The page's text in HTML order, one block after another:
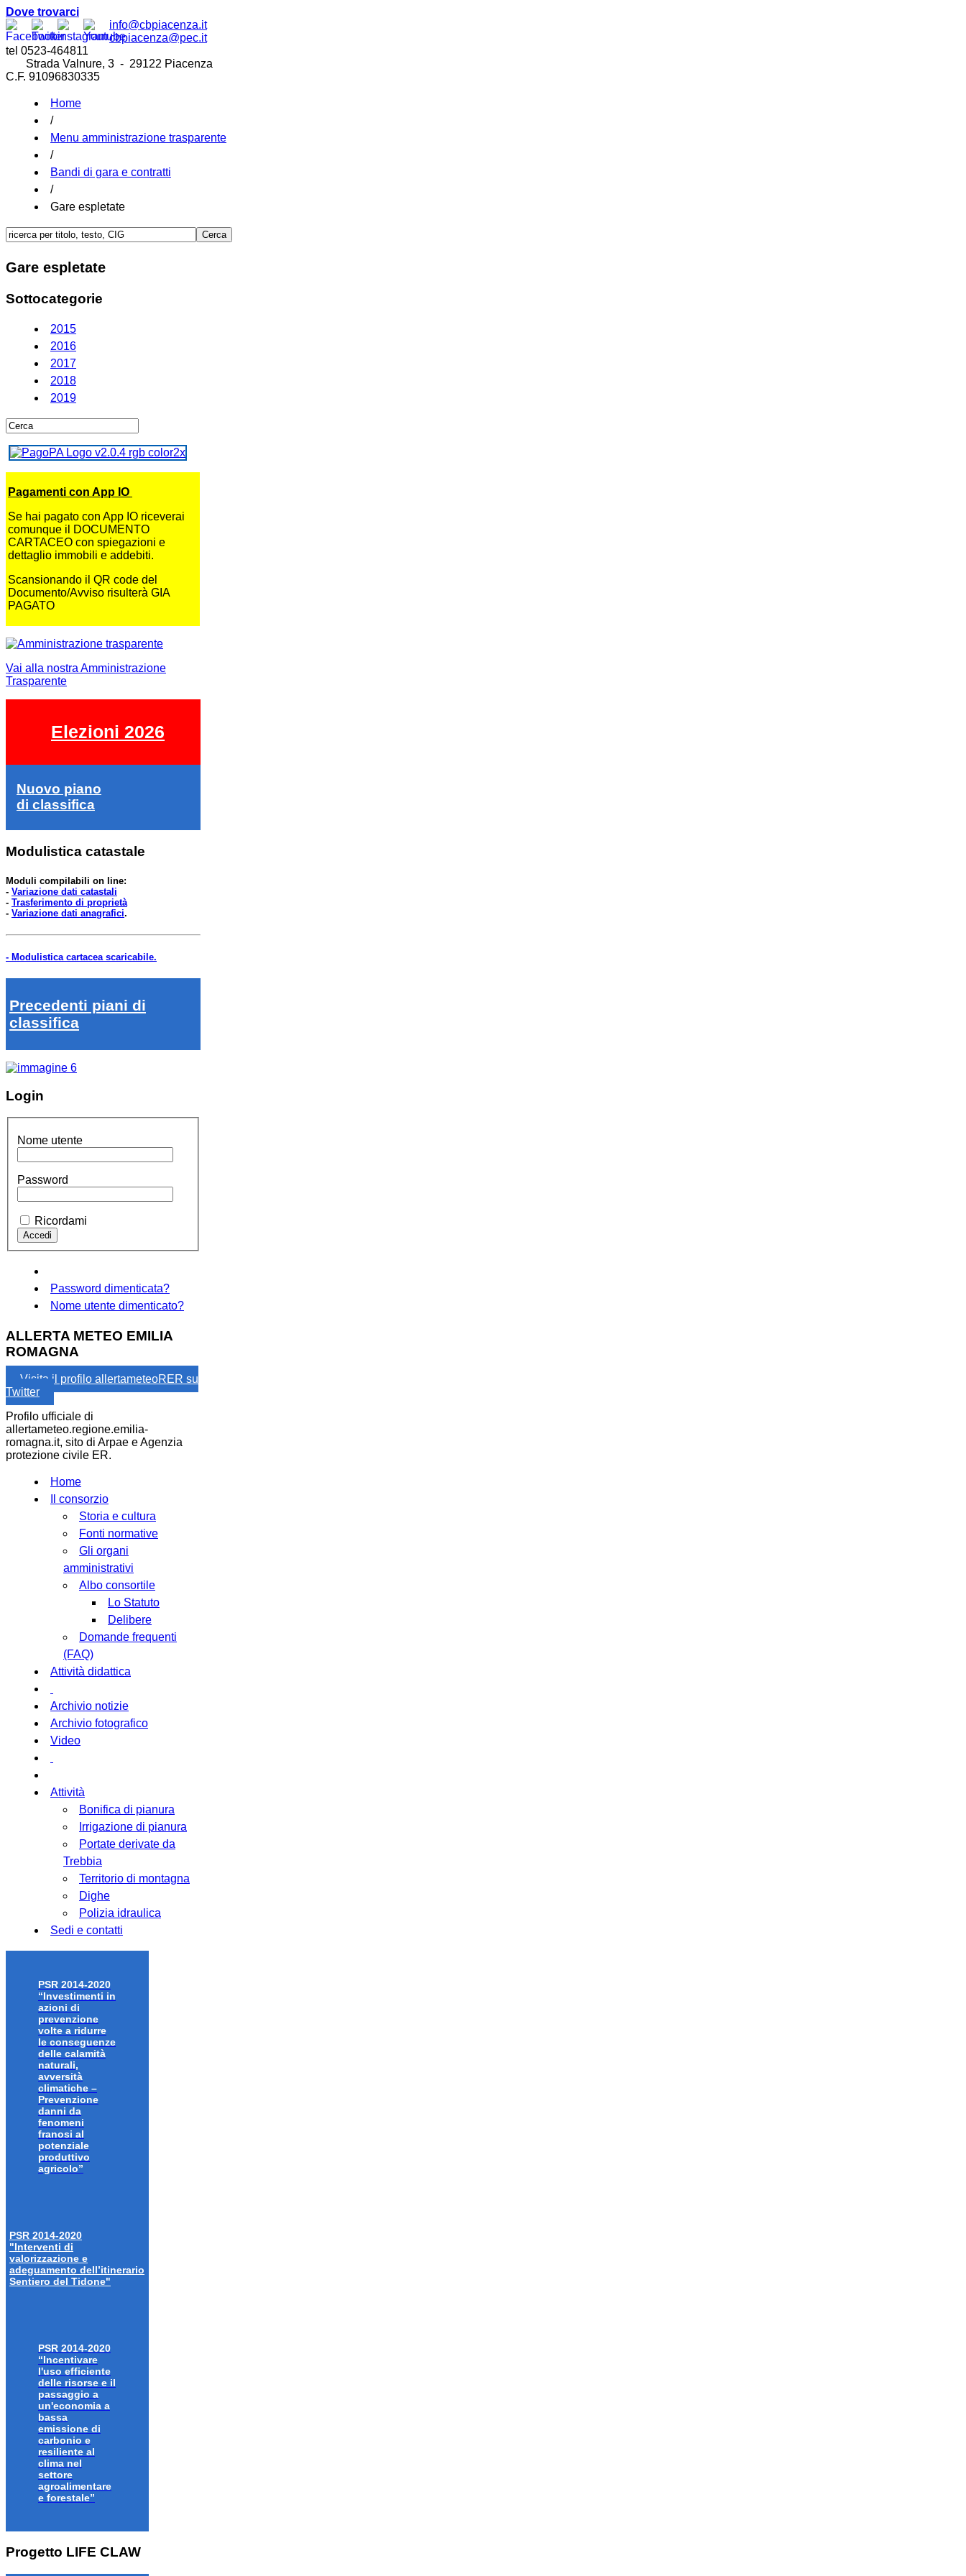
Dove trovarci
info@cbpiacenza.it
cbpiacenza@pec.it
tel 0523-464811
Strada Valnure, 3 - 29122 Piacenza
C.F. 91096830335
Home
/
Menu amministrazione trasparente
/
Bandi di gara e contratti
/
Gare espletate
Gare espletate
Sottocategorie
2015
2016
2017
2018
2019
Pagamenti con App IO
Se hai pagato con App IO riceverai
comunque il DOCUMENTO
CARTACEO con spiegazioni e
dettaglio immobili e addebiti.
Scansionando il QR code del
Documento/Avviso risulterà GIA
PAGATO
Vai alla nostra Amministrazione
Trasparente
Elezioni 2026
Nuovo piano
di classifica
Modulistica catastale
Moduli compilabili on line:
- Variazione dati catastali
- Trasferimento di proprietà
- Variazione dati anagrafici.
- Modulistica cartacea scaricabile.
Precedenti piani di
classifica
Login
Nome utente
Password
Ricordami
Password dimenticata?
Nome utente dimenticato?
ALLERTA METEO EMILIA
ROMAGNA
Visita il profilo allertameteoRER su
Twitter
Profilo ufficiale di
allertameteo.regione.emilia-
romagna.it, sito di Arpae e Agenzia
protezione civile ER.
Home
Il consorzio
Storia e cultura
Fonti normative
Gli organi
amministrativi
Albo consortile
Lo Statuto
Delibere
Domande frequenti
(FAQ)
Attività didattica
Archivio notizie
Archivio fotografico
Video
Attività
Bonifica di pianura
Irrigazione di pianura
Portate derivate da
Trebbia
Territorio di montagna
Dighe
Polizia idraulica
Sedi e contatti
PSR 2014-2020
“Investimenti in
azioni di
prevenzione
volte a ridurre
le conseguenze
delle calamità
naturali,
avversità
climatiche –
Prevenzione
danni da
fenomeni
franosi al
potenziale
produttivo
agricolo”
PSR 2014-2020
"Interventi di
valorizzazione e
adeguamento dell’itinerario
Sentiero del Tidone"
PSR 2014-2020
“Incentivare
l'uso efficiente
delle risorse e il
passaggio a
un'economia a
bassa
emissione di
carbonio e
resiliente al
clima nel
settore
agroalimentare
e forestale”
Progetto LIFE CLAW